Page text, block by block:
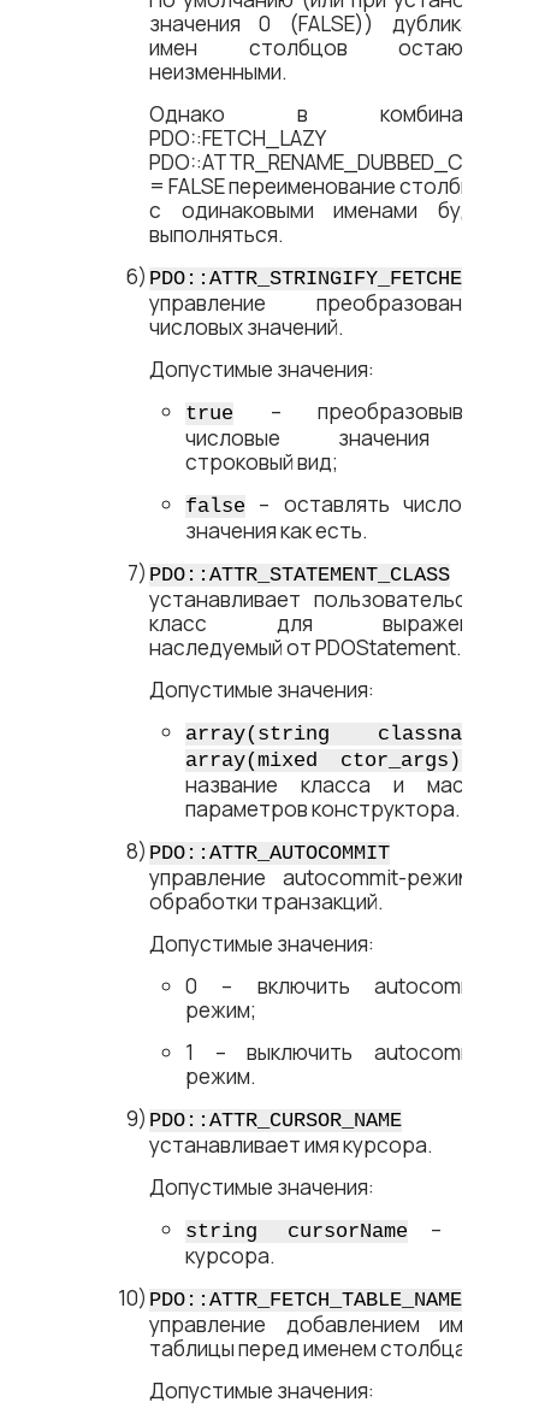
значения 0 (FALSE)) дубликаты
имен столбцов остаются
неизменными.
Однако в комбинации
PDO::FETCH_LAZY +
PDO::ATTR_RENAME_DUBBED_COL
= FALSE переименование столбцов
с одинаковыми именами будет
выполняться.
PDO::ATTR_STRINGIFY_FETCHES
управление преобразованием
числовых значений.
Допустимые значения:
true
– преобразовывать
числовые значения в
строковый вид;
false
– оставлять числовые
значения как есть.
PDO::ATTR_STATEMENT_CLASS
устанавливает пользовательский
класс для выражений,
наследуемый от PDOStatement.
Допустимые значения:
array(string classname,
array(mixed ctor_args))
название класса и массив
параметров конструктора.
PDO::ATTR_AUTOCOMMIT
управление autocommit-режимом
обработки транзакций.
Допустимые значения:
0 – включить autocommit-
режим;
1 – выключить autocommit-
режим.
PDO::ATTR_CURSOR_NAME
устанавливает имя курсора.
Допустимые значения:
string cursorName
– имя
курсора.
PDO::ATTR_FETCH_TABLE_NAMES
управление добавлением имени
таблицы перед именем столбца.
Допустимые значения: